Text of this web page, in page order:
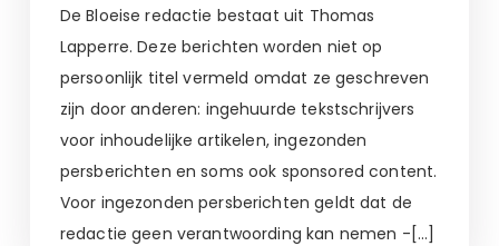
De Bloeise redactie bestaat uit Thomas
Lapperre. Deze berichten worden niet op
persoonlijk titel vermeld omdat ze geschreven
zijn door anderen: ingehuurde tekstschrijvers
voor inhoudelijke artikelen, ingezonden
persberichten en soms ook sponsored content.
Voor ingezonden persberichten geldt dat de
redactie geen verantwoording kan nemen -[…]